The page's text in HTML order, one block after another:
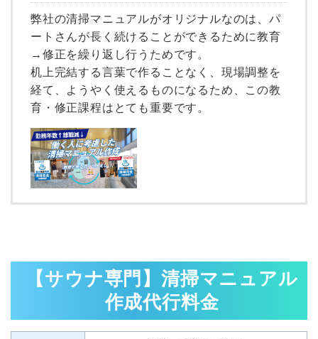
弊社の清掃マニュアルがオリジナルなのは、パ
ートさんが長く続けることができるために教育
→修正を繰り返し行うためです。
机上完結する言葉で作ることなく、現場調整を
経て、ようやく使えるものになるため、この教
育・修正課程はとても重要です。
【サウナ専門】清掃マニュアル
作成代行料金